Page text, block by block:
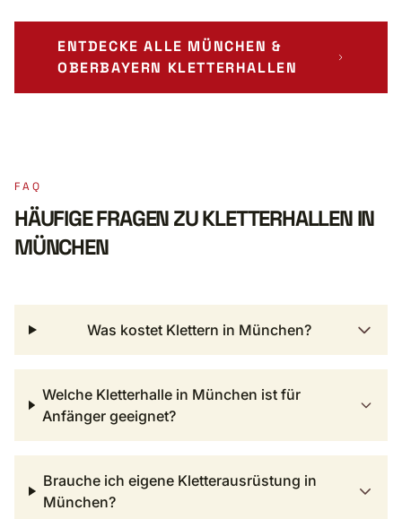
ENTDECKE ALLE MÜNCHEN &
OBERBAYERN KLETTERHALLEN
FAQ
HÄUFIGE FRAGEN ZU KLETTERHALLEN IN
MÜNCHEN
Was kostet Klettern in München?
Welche Kletterhalle in München ist für
Anfänger geeignet?
Brauche ich eigene Kletterausrüstung in
München?